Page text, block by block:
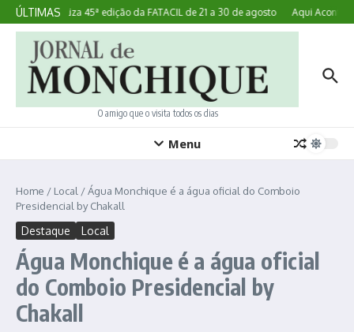
Ir para o conteúdo
ÚLTIMAS
Lagoa realiza 45ª edição da FATACIL de 21 a 30 de agosto Aqui
O amigo que o visita todos os dias
Menu
Home / Local /Água Monchique é a água oficial do Comboio
Presidencial by Chakall
Destaque Local
Água Monchique é a água oficial
do Comboio Presidencial by
Chakall